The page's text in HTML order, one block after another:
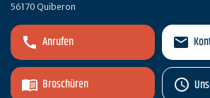
56170 Quiberon
Anrufen
Broschüren